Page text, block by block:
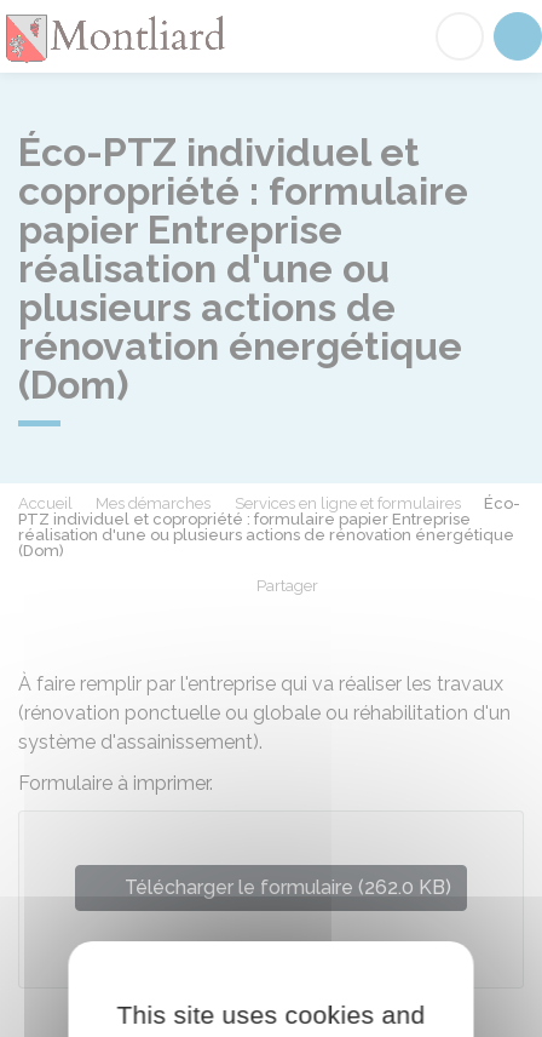
Éco-PTZ individuel et
copropriété : formulaire
papier Entreprise
réalisation d'une ou
plusieurs actions de
rénovation énergétique
(Dom)
Accueil Mes démarches Services en ligne et formulaires
Éco-
PTZ individuel et copropriété : formulaire papier Entreprise
réalisation d'une ou plusieurs actions de rénovation énergétique
(Dom)
Partager
À faire remplir par l'entreprise qui va réaliser les travaux
(rénovation ponctuelle ou globale ou réhabilitation d'un
système d'assainissement).
Formulaire à imprimer.
Télécharger le formulaire (262.0 KB)
This site uses cookies and